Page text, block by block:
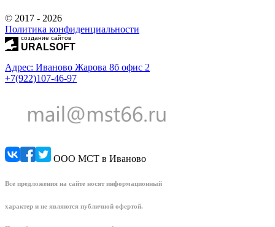
© 2017 - 2026
Политика конфиденциальности
создание сайтов
URALSOFT
Адрес: Иваново Жарова 8б офис 2
+7(922)107-46-97
ООО МСТ в Иваново
Все предложения на сайте носят информационный
характер и не являются публичной офертой.